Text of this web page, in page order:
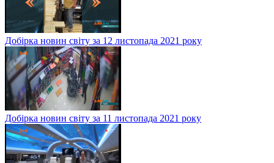
Добірка новин світу за 12 листопада 2021 року
Добірка новин світу за 11 листопада 2021 року